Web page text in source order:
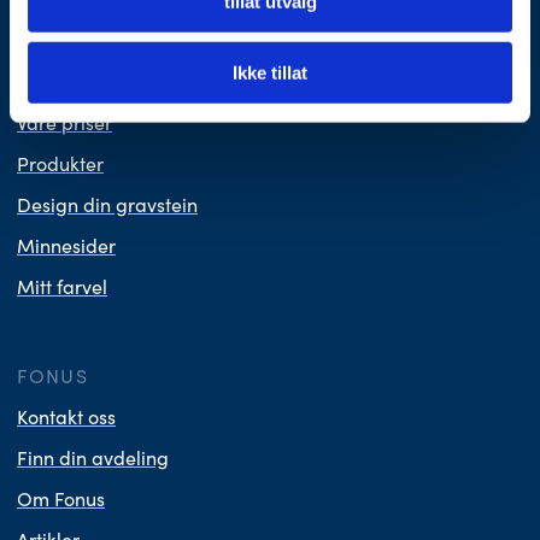
Ikke tillat
Planlegg begravelse
Våre priser
Produkter
Design din gravstein
Minnesider
Mitt farvel
FONUS
Kontakt oss
Finn din avdeling
Om Fonus